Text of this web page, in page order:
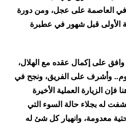
في العاصمة على عجل، ومن دورة
الأولى قبل شهور في عطبرة
وافق على إكمال عقده مع الهلال،
وأشرف على الفريق، ونجح في
فإن الزيارة العملية الأخيرة
له بجلاء حالة السوء التي
معدومة، وانهيار كل شئ له